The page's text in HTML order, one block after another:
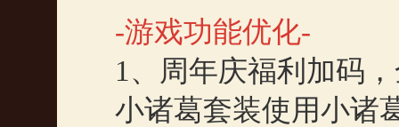
-游戏功能优化-
1 、周年庆福利加码
小诸葛套装使用小诸